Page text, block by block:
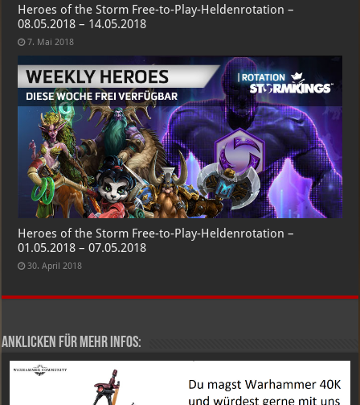
Heroes of the Storm Free-to-Play-Heldenrotation –
08.05.2018 – 14.05.2018
7. Mai 2018
Heroes of the Storm Free-to-Play-Heldenrotation –
01.05.2018 – 07.05.2018
30. April 2018
Anklicken für mehr Infos: